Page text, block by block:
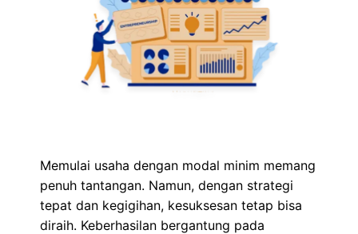
Memulai usaha dengan modal minim memang
penuh tantangan. Namun, dengan strategi
tepat dan kegigihan, kesuksesan tetap bisa
diraih. Keberhasilan bergantung pada